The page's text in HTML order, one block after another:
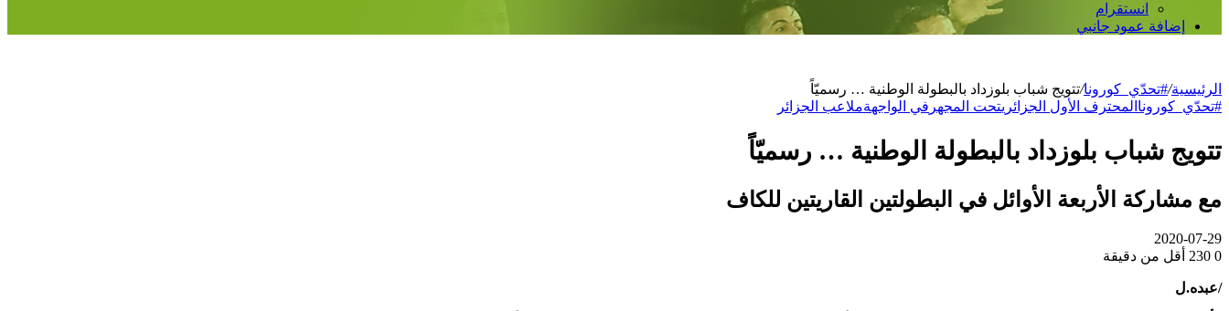
انستقرام
إضافة عمود جانبي
الرئيسية/#تحدّي_كورونا/تتويج شباب بلوزداد بالبطولة الوطنية … رسميّاً
#تحدّي_كورونا المحترف الأول الجزائريتحت المجهر في الواجهةملاعب الجزائر
تتويج شباب بلوزداد بالبطولة الوطنية … رسميّاً
مع مشاركة الأربعة الأوائل في البطولتين القاريتين للكاف
2020-07-29
0
أقل من دقيقة
/عبده.ل